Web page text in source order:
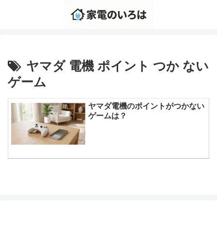
ヤマダ 電機 ポイント つか ない
ゲーム
ヤマダ電機のポイントがつかない
ゲームは？